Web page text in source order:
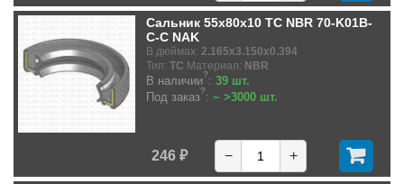
Сальник 55x80x10 TC NBR 70-K01B-
C-C NAK
В дюймах: 2.165x3.150x0.394
Тип: TC Материал: NBR
В наличии?: 39 шт.
Под заказ?: ~ >3000 шт.
246 ₽ − +